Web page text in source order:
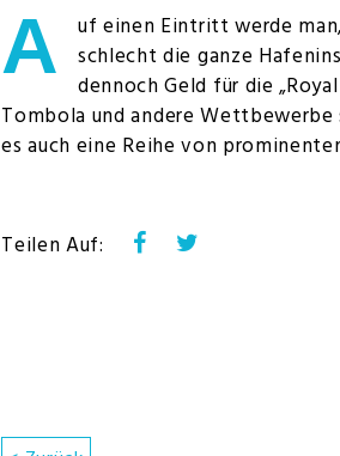
A
uf einen Eintritt werde
schlecht die ganze
dennoch Geld für die
Tombola und andere
es auch eine Reihe von
Teilen Auf: Facebook